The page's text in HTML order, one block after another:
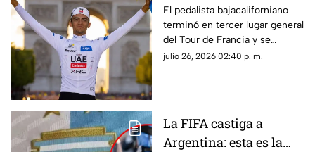
triunfo del ciclismo
nacional
El pedalista bajacaliforniano
terminó en tercer lugar general
del Tour de Francia y se
coronó como el mejor joven
julio 26, 2026 02:40 p. m.
La FIFA castiga a
Argentina: esta es la